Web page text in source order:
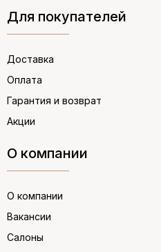
Для покупателей
Доставка
Оплата
Гарантия и возврат
Акции
О компании
О компании
Вакансии
Салоны